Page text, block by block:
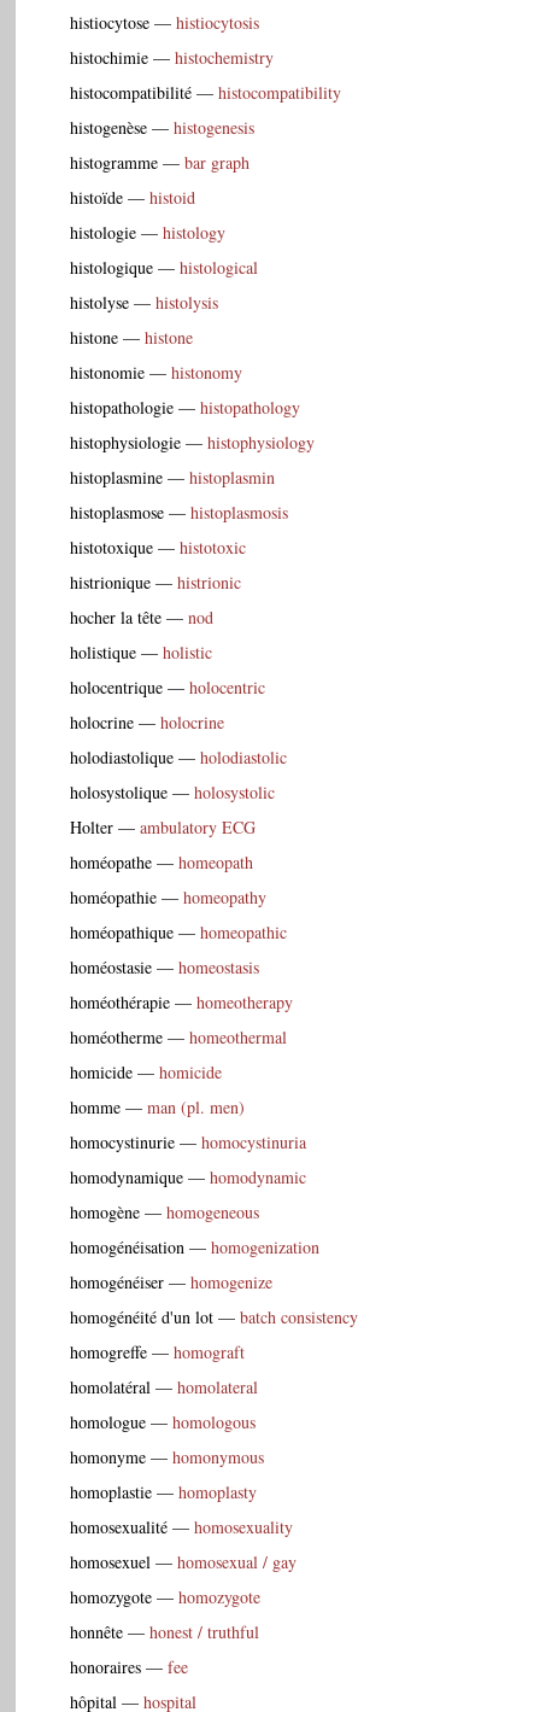
histiocytose — histiocytosis
histochimie — histochemistry
histocompatibilité — histocompatibility
histogenèse — histogenesis
histogramme — bar graph
histoïde — histoid
histologie — histology
histologique — histological
histolyse — histolysis
histone — histone
histonomie — histonomy
histopathologie — histopathology
histophysiologie — histophysiology
histoplasmine — histoplasmin
histoplasmose — histoplasmosis
histotoxique — histotoxic
histrionique — histrionic
hocher la tête — nod
holistique — holistic
holocentrique — holocentric
holocrine — holocrine
holodiastolique — holodiastolic
holosystolique — holosystolic
Holter — ambulatory ECG
homéopathe — homeopath
homéopathie — homeopathy
homéopathique — homeopathic
homéostasie — homeostasis
homéothérapie — homeotherapy
homéotherme — homeothermal
homicide — homicide
homme — man (pl. men)
homocystinurie — homocystinuria
homodynamique — homodynamic
homogène — homogeneous
homogénéisation — homogenization
homogénéiser — homogenize
homogénéité d'un lot — batch consistency
homogreffe — homograft
homolatéral — homolateral
homologue — homologous
homonyme — homonymous
homoplastie — homoplasty
homosexualité — homosexuality
homosexuel — homosexual / gay
homozygote — homozygote
honnête — honest / truthful
honoraires — fee
hôpital — hospital